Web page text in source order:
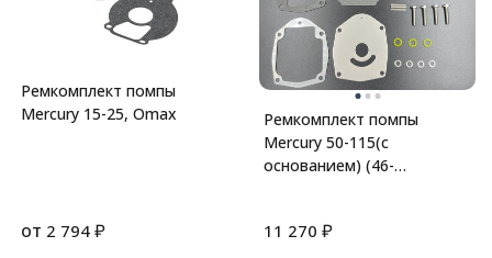
Ремкомплект помпы
Mercury 15-25, Omax
от 2 794 ₽
Ремкомплект помпы
Mercury 50-115(с
основанием) (46-
11 270 ₽